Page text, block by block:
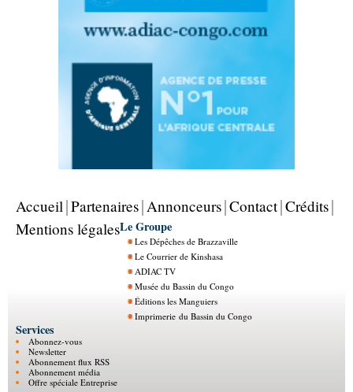
Accueil Partenaires Annonceurs Contact Crédits
Mentions légalesLe Groupe
Les Dépêches de Brazzaville
Le Courrier de Kinshasa
ADIAC TV
Musée du Bassin du Congo
Éditions les Manguiers
Imprimerie du Bassin du Congo
Services
Abonnez-vous
Newsletter
Abonnement flux RSS
Abonnement média
Offre spéciale Entreprise